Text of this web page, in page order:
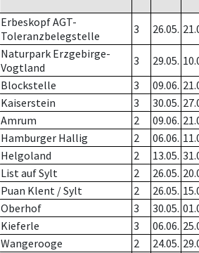
Erbeskopf AGT-
Toleranzbelegstelle
3 26.05.
Naturpark Erzgebirge-
Vogtland
3 29.05.
Blockstelle 3 09.06.
Kaiserstein 3 30.05.
Amrum 2 09.06.
Hamburger Hallig 2 06.06.
Helgoland 2 13.05.
List auf Sylt 2 26.05.
Puan Klent / Sylt 2 26.05.
Oberhof 3 30.05.
Kieferle 3 06.06.
Wangerooge 2 24.05.